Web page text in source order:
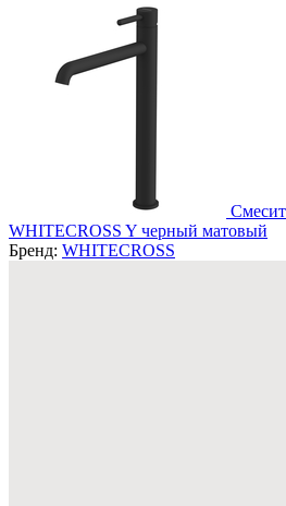
WHITECROSS Y черный матовый
Бренд: WHITECROSS